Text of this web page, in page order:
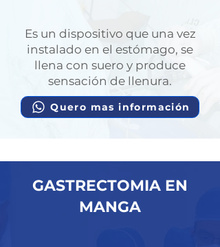
Es un dispositivo que una vez
instalado en el estómago, se
llena con suero y produce
sensación de llenura.
Quero mas información
GASTRECTOMIA EN
MANGA